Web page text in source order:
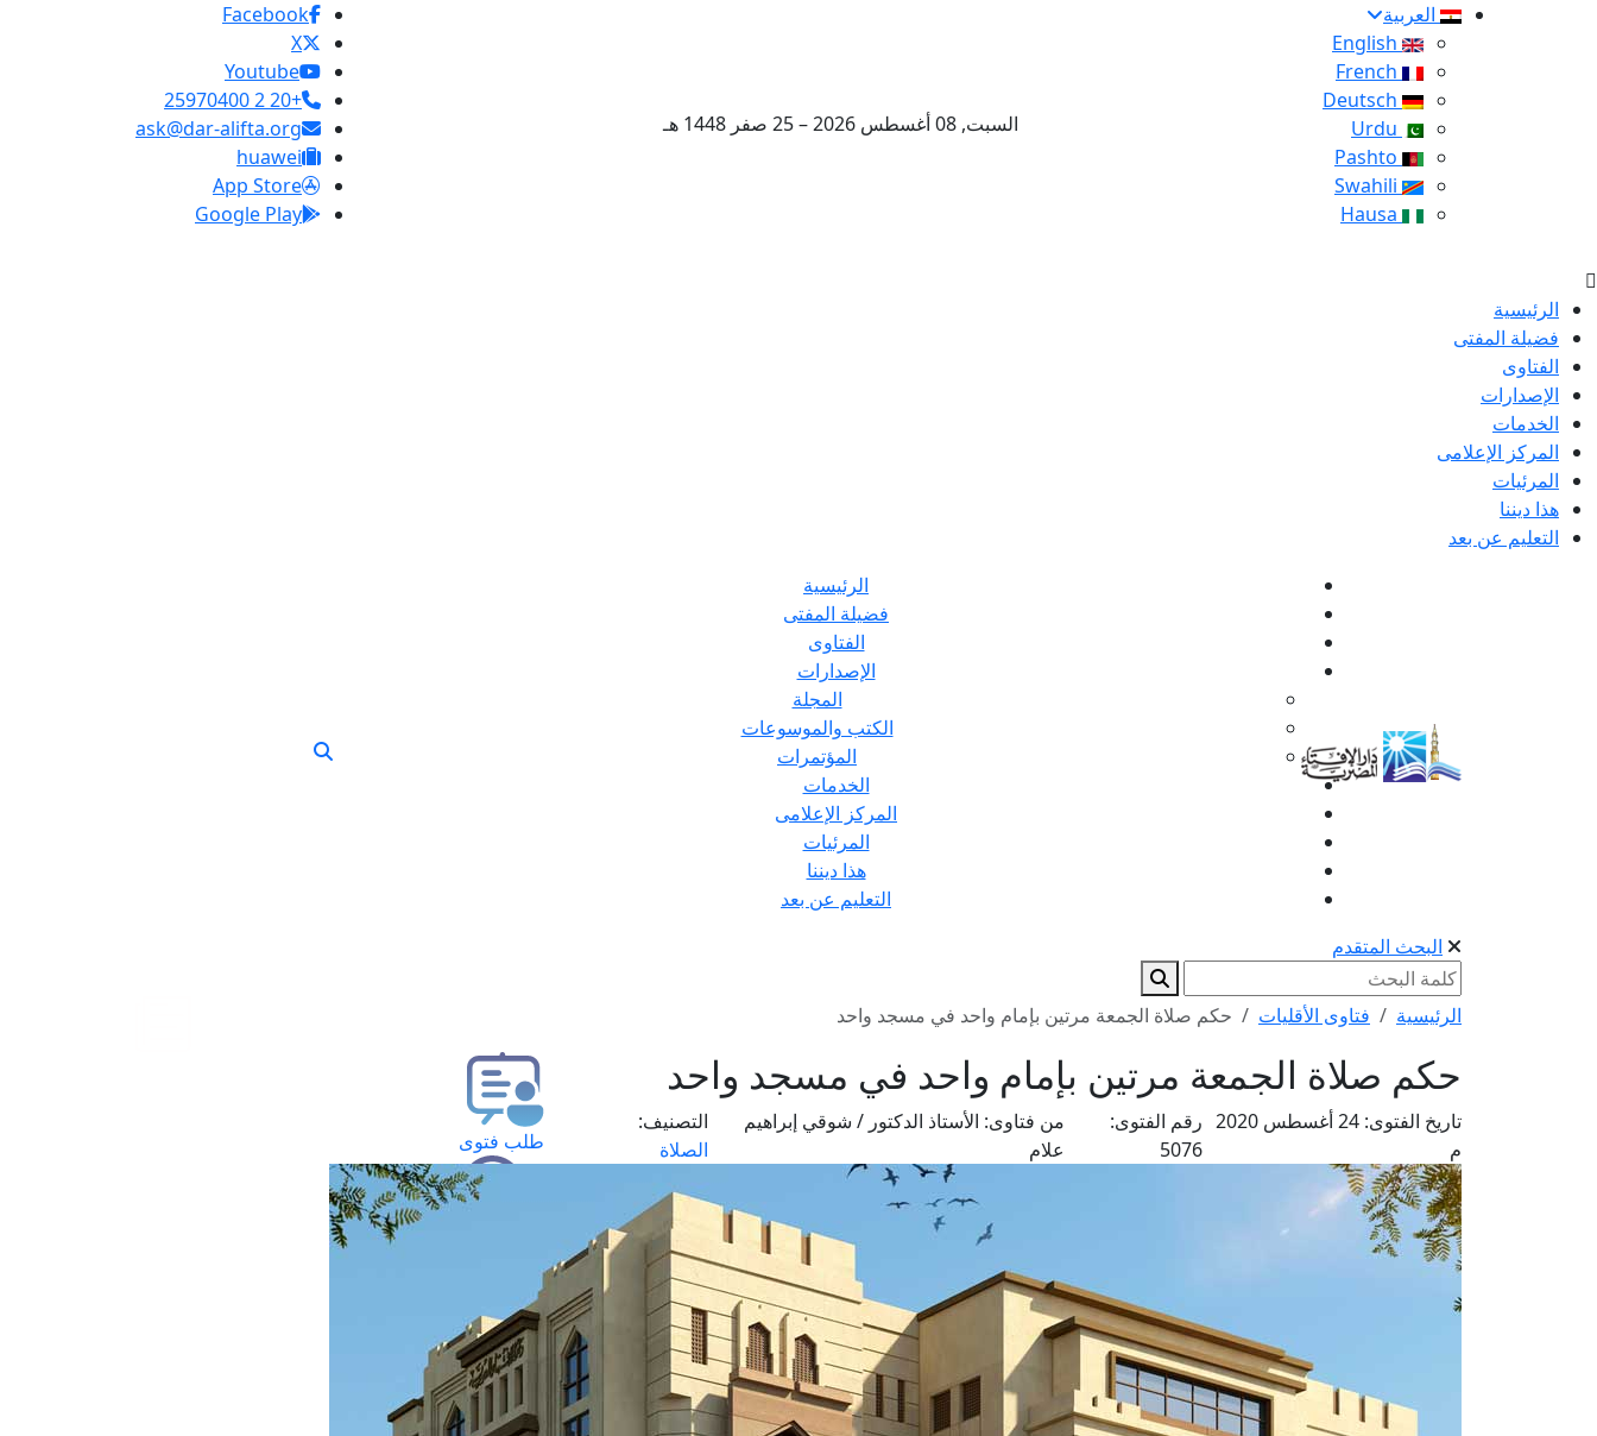
العربية
السبت, 08 أغسطس 2026 – 25 صفر 1448 هـ
Facebook
X
Youtube
+20 2 25970400
ask@dar-alifta.org
huawei
App Store
Google Play
الرئيسية
فضيلة المفتى
الفتاوى
الإصدارات
الخدمات
المركز الإعلامى
المرئيات
هذا ديننا
التعليم عن بعد
الرئيسية
فضيلة المفتى
الفتاوى
الإصدارات
المجلة
الكتب والموسوعات
المؤتمرات
الخدمات
المركز الإعلامى
المرئيات
هذا ديننا
التعليم عن بعد
البحث المتقدم
الرئيسية فتاوى الأقليات حكم صلاة الجمعة مرتين بإمام واحد في مسجد واحد
حكم صلاة الجمعة مرتين بإمام واحد في مسجد واحد
تاريخ الفتوى:
24 أغسطس 2020
م
رقم الفتوى:
5076
من فتاوى: الأستاذ الدكتور / شوقي إبراهيم
علام
التصنيف:
الصلاة
طلب فتوى
حجز موعد